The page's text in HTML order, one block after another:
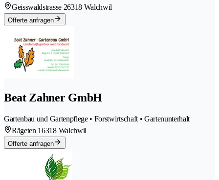
Geisswaldstrasse 26318 Walchwil
Offerte anfragen
Beat Zahner GmbH
Gartenbau und Gartenpflege • Forstwirtschaft • Gartenunterhalt
Rägeten 16318 Walchwil
Offerte anfragen